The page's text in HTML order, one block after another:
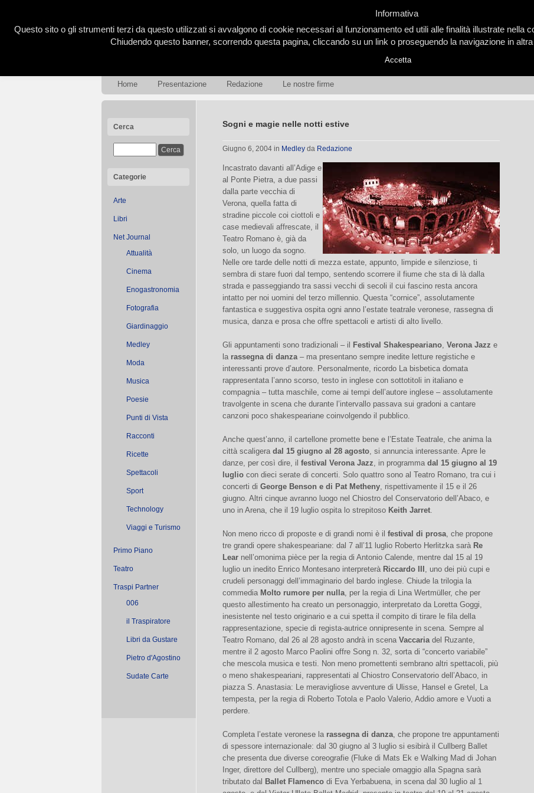
Home Presentazione Redazione Le nostre firme
Cerca
Categorie
Arte
Libri
Net Journal
Attualità
Cinema
Enogastronomia
Fotografia
Giardinaggio
Medley
Moda
Musica
Poesie
Punti di Vista
Racconti
Ricette
Spettacoli
Sport
Technology
Viaggi e Turismo
Primo Piano
Teatro
Traspi Partner
006
il Traspiratore
Libri da Gustare
Pietro d'Agostino
Sudate Carte
Sogni e magie nelle notti estive
Giugno 6, 2004 in Medley da Redazione
Incastrato davanti all’Adige e
al Ponte Pietra, a due passi
dalla parte vecchia di
Verona, quella fatta di
stradine piccole coi ciottoli e
case medievali affrescate, il
Teatro Romano è, già da
solo, un luogo da sogno.
Nelle ore tarde delle notti di mezza estate, appunto, limpide e silenziose, ti
sembra di stare fuori dal tempo, sentendo scorrere il fiume che sta di là dalla
strada e passeggiando tra sassi vecchi di secoli il cui fascino resta ancora
intatto per noi uomini del terzo millennio. Questa “cornice”, assolutamente
fantastica e suggestiva ospita ogni anno l’estate teatrale veronese, rassegna di
musica, danza e prosa che offre spettacoli e artisti di alto livello.
Gli appuntamenti sono tradizionali – il Festival Shakespeariano, Verona Jazz e
la rassegna di danza– ma presentano sempre inedite letture registiche e
interessanti prove d’autore. Personalmente, ricordo La bisbetica domata
rappresentata l’anno scorso, testo in inglese con sottotitoli in italiano e
compagnia – tutta maschile, come ai tempi dell’autore inglese – assolutamente
travolgente in scena che durante l’intervallo passava sui gradoni a cantare
canzoni poco shakespeariane coinvolgendo il pubblico.
Anche quest’anno, il cartellone promette bene e l’Estate Teatrale, che anima la
città scaligera dal 15 giugno al 28 agosto, si annuncia interessante. Apre le
danze, per così dire, il festival Verona Jazz, in programma dal 15 giugno al 19
luglio con dieci serate di concerti. Solo quattro sono al Teatro Romano, tra cui i
concerti di George Benson e di Pat Metheny, rispettivamente il 15 e il 26
giugno. Altri cinque avranno luogo nel Chiostro del Conservatorio dell’Abaco, e
uno in Arena, che il 19 luglio ospita lo strepitoso Keith Jarret.
Non meno ricco di proposte e di grandi nomi è il festival di prosa, che propone
tre grandi opere shakespeariane: dal 7 all’11 luglio Roberto Herlitzka sarà Re
Lear nell’omonima pièce per la regia di Antonio Calende, mentre dal 15 al 19
luglio un inedito Enrico Montesano interpreterà Riccardo III , uno dei più cupi e
crudeli personaggi dell’immaginario del bardo inglese. Chiude la trilogia la
commedia Molto rumore per nulla, per la regia di Lina Wertmüller, che per
questo allestimento ha creato un personaggio, interpretato da Loretta Goggi,
inesistente nel testo originario e a cui spetta il compito di tirare le fila della
rappresentazione, specie di regista-autrice onnipresente in scena. Sempre al
Teatro Romano, dal 26 al 28 agosto andrà in scena Vaccariadel Ruzante,
mentre il 2 agosto Marco Paolini offre Song n. 32, sorta di “concerto variabile”
che mescola musica e testi. Non meno promettenti sembrano altri spettacoli, più
o meno shakespeariani, rappresentati al Chiostro Conservatorio dell’Abaco, in
piazza S. Anastasia: Le meravigliose avventure di Ulisse, Hansel e Gretel, La
tempesta, per la regia di Roberto Totola e Paolo Valerio, Addio amore e Vuoti a
perdere.
Completa l’estate veronese la rassegna di danza, che propone tre appuntamenti
di spessore internazionale: dal 30 giugno al 3 luglio si esibirà il Cullberg Ballet
che presenta due diverse coreografie (Fluke di Mats Ek e Walking Mad di Johan
Inger, direttore del Cullberg), mentre uno speciale omaggio alla Spagna sarà
tributato dal Ballet Flamenco di Eva Yerbabuena, in scena dal 30 luglio al 1
Informativa
Questo sito o gli strumenti terzi da questo utilizzati si avvalgono di cookie necessari al funzionamento ed utili alle finalità illustrate nella
Chiudendo questo banner, scorrendo questa pagina, cliccando su un link o proseguendo la navigazione in
Accetta